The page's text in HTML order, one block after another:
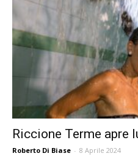
Riccione Terme apre
Roberto Di Biase - 8 Aprile 2024